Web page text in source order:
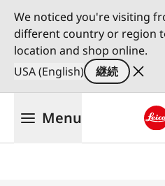
We noticed you're visiting
different country or region
location and shop online.
USA (English)
継続
Menu